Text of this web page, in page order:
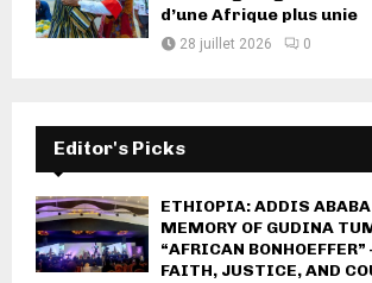
d’une Afrique plus unie
28 juillet 2026 0
Editor's Picks
ETHIOPIA: ADDIS ABABA
MEMORY OF GUDINA
“AFRICAN
FAITH, JUSTICE, AND